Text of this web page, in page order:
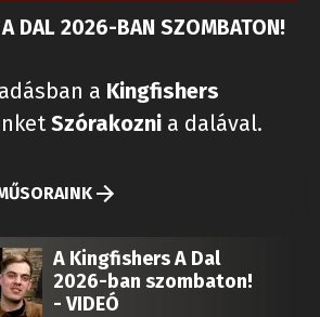
DAL 2026-BAN SZOMBATON!
a Kingfishers
Szórakozni a dalával.
A Kingfishers A Dal
2026-ban szombaton!
- VIDEÓ